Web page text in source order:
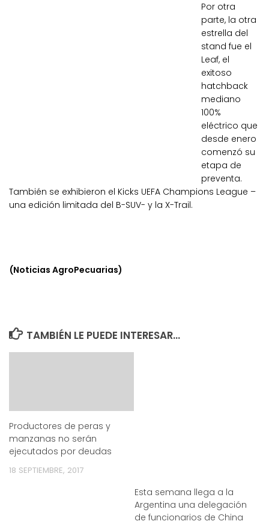
Por otra
parte, la otra
estrella del
stand fue el
Leaf, el
exitoso
hatchback
mediano
100%
eléctrico que
desde enero
comenzó su
etapa de
preventa.
También se exhibieron el Kicks UEFA Champions League –
una edición limitada del B-SUV- y la X-Trail.
(Noticias AgroPecuarias)
TAMBIÉN LE PUEDE INTERESAR...
Productores de peras y
manzanas no serán
ejecutados por deudas
18 SEPTIEMBRE, 2017
Esta semana llega a la
Argentina una delegación
de funcionarios de China